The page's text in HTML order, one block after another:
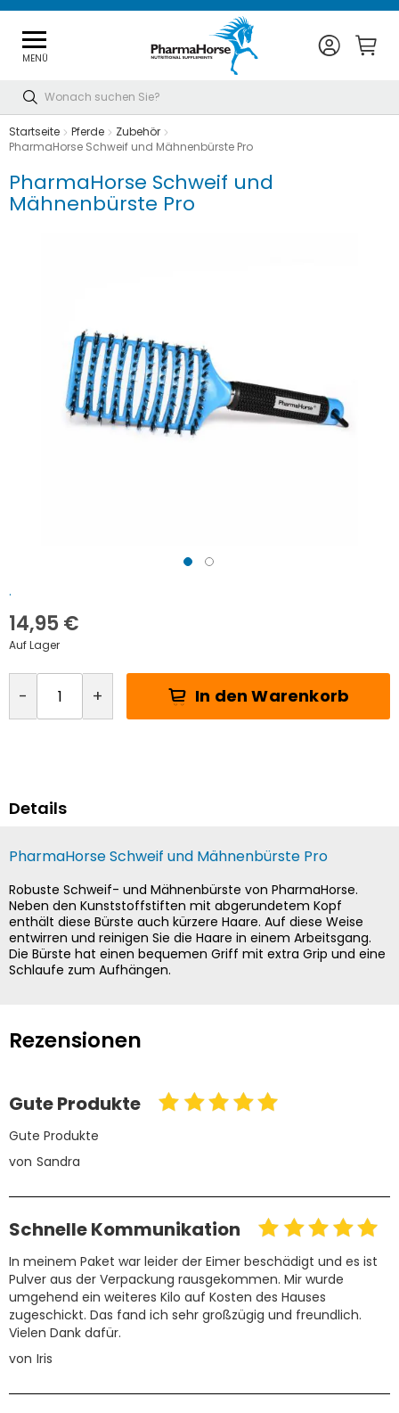
MENÜ
Suche
Startseite Pferde
Zubehör
PharmaHorse Schweif und Mähnenbürste Pro
PharmaHorse Schweif und
Mähnenbürste Pro
.
14,95 €
Auf Lager
- + In den Warenkorb
Anfang
der
Bildgalerie
springen
Details
PharmaHorse Schweif und Mähnenbürste Pro
Robuste Schweif- und Mähnenbürste von PharmaHorse.
Neben den Kunststoffstiften mit abgerundetem Kopf
enthält diese Bürste auch kürzere Haare. Auf diese Weise
entwirren und reinigen Sie die Haare in einem Arbeitsgang.
Die Bürste hat einen bequemen Griff mit extra Grip und eine
Schlaufe zum Aufhängen.
Rezensionen
Gute Produkte
Gute Produkte
von Sandra
Schnelle Kommunikation
In meinem Paket war leider der Eimer beschädigt und es ist
Pulver aus der Verpackung rausgekommen. Mir wurde
umgehend ein weiteres Kilo auf Kosten des Hauses
zugeschickt. Das fand ich sehr großzügig und freundlich.
Vielen Dank dafür.
von Iris